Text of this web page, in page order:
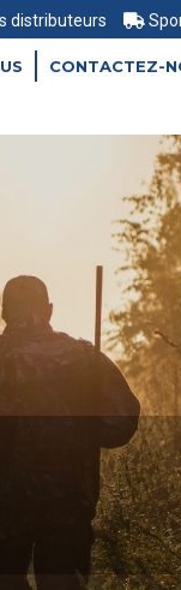
distributeurs
CONTACTEZ-